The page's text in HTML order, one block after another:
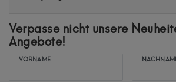
Verpasse nicht unsere
Angebote!
VORNAME